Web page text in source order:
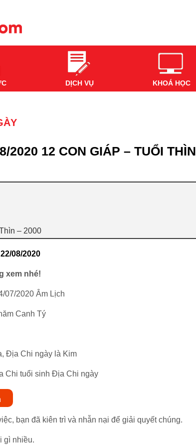
DỊCH VỤ KHOÁ HỌC
2020 12 CON GIÁP – TUỔI THÌN
– 2000
08/2020
xem nhé!
07/2020 Âm Lịch
Canh Tý
Địa Chi ngày là Kim
Chi tuổi sinh Địa Chi ngày
bạn đã kiên trì và nhẫn nại để giải quyết chúng.
gì nhiều.